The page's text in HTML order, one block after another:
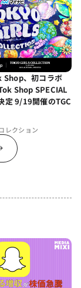
Shop、初コラボ
Shop SPECIAL
定 9/19開催のTGC
レクション